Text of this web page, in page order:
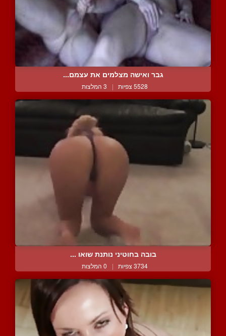
גבר ואישה מצלמים את עצמם...
5528 צפיות | 3 המלצות
בובה בחוטיני נותנת שואו ...
3734 צפיות | 0 המלצות